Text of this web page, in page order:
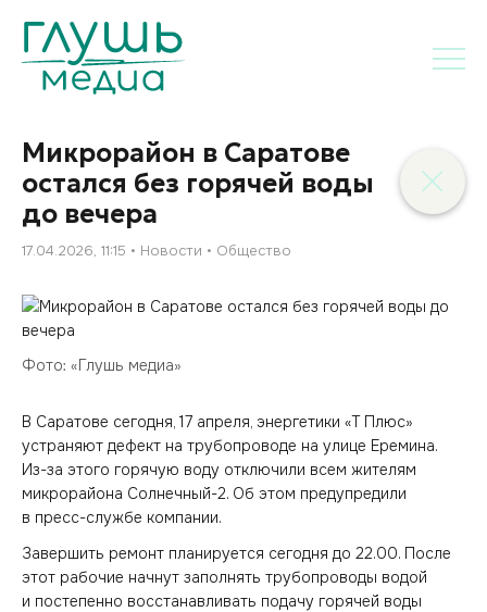
Микрорайон в Саратове
остался без горячей воды
до вечера
17.04.2026, 11:15 Новости Общество
Фото: «Глушь медиа»
В Саратове сегодня, 17 апреля, энергетики «Т Плюс»
устраняют дефект на трубопроводе на улице Еремина.
Из-за этого горячую воду отключили всем жителям
микрорайона Солнечный-2. Об этом предупредили
в пресс-службе компании.
Завершить ремонт планируется сегодня до 22.00. После
этот рабочие начнут заполнять трубопроводы водой
и постепенно восстанавливать подачу горячей воды